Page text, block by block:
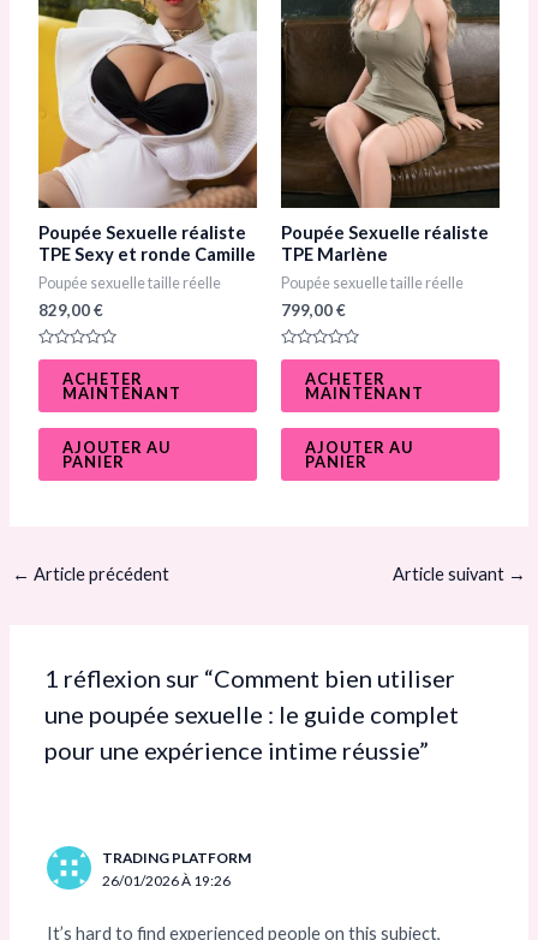
Poupée Sexuelle réaliste
TPE Sexy et ronde Camille​
Poupée sexuelle taille réelle
829,00€
N
0
s
ACHETER
MAINTENANT
AJOUTER AU
PANIER
Poupée Sexuelle réaliste
TPE Marlène​
Poupée sexuelle taille réelle
799,00€
N
0
s
ACHETER
MAINTENANT
AJOUTER AU
PANIER
← Article précédent Article suivant →
1 réflexion sur “Comment bien utiliser
une poupée sexuelle : le guide complet
pour une expérience intime réussie”
TRADING PLATFORM
26/01/2026 À 19:26
It’s hard to find experienced people on this subject,